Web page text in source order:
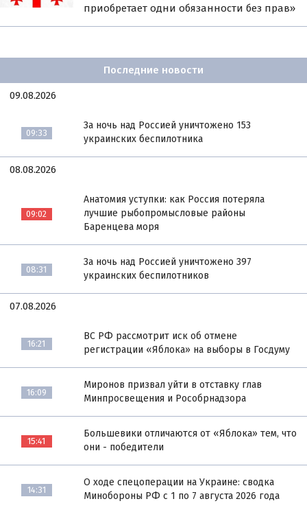
приобретает одни обязанности без прав»
Последние новости
09.08.2026
09:33
За ночь над Россией уничтожено 153
украинских беспилотника
08.08.2026
09:02
Анатомия уступки: как Россия потеряла
лучшие рыбопромысловые районы
Баренцева моря
08:31
За ночь над Россией уничтожено 397
украинских беспилотников
07.08.2026
16:21
ВС РФ рассмотрит иск об отмене
регистрации «Яблока» на выборы в Госдуму
16:09
Миронов призвал уйти в отставку глав
Минпросвещения и Рособрнадзора
15:41
Большевики отличаются от «Яблока» тем, что
они - победители
14:31
О ходе спецоперации на Украине: сводка
Минобороны РФ с 1 по 7 августа 2026 года